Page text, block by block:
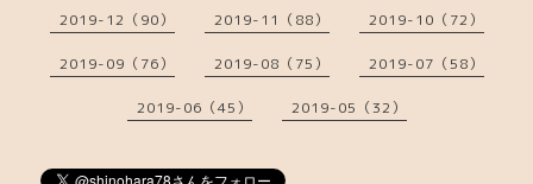
2019-12（90） 2019-11（88） 2019-10（72）
2019-09（76） 2019-08（75） 2019-07（58）
2019-06（45） 2019-05（32）